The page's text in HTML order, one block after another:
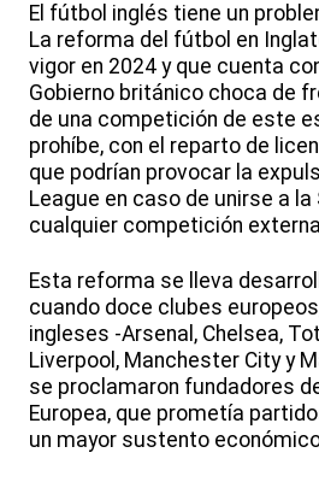
El fútbol inglés tiene un
La reforma del fútbol en
vigor en 2024 y que cuenta
Gobierno británico choca de
de una competición de este
prohíbe, con el reparto de
que podrían provocar la
League en caso de unirse a la
cualquier competición externa
Esta reforma se lleva
cuando doce clubes
ingleses -Arsenal, Chelsea,
Liverpool, Manchester City y
se proclamaron fundadores
Europea, que prometía
un mayor sustento